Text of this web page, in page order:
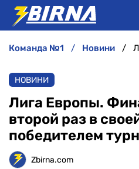
АНАЛІТИКА
ІНТЕРВ'Ю
РІЗНЕ
команда №1 новини
НОВИНИ
Лига Европы.
второй раз в
победителем
Zbirna.com